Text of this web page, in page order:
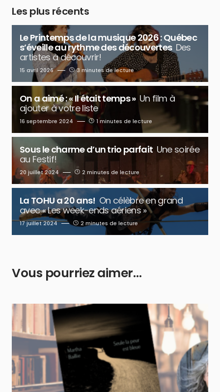
Les plus récents
Le Printemps de la musique 2026 : Québec
s’éveille au rythme des découvertes Des
artistes à découvrir!
15 avril 2026 3 minutes de lecture
On a aimé : « Il était temps » Un film à
ajouter à votre liste
16 septembre 2024 1 minutes de lecture
Sous le charme d’un trio parfait Une soirée
au Festif!
20 juillet 2024 2 minutes de lecture
La TOHU a 20 ans! On célèbre en grand
avec « Les week-ends aériens »
17 juillet 2024 2 minutes de lecture
Vous pourriez aimer…